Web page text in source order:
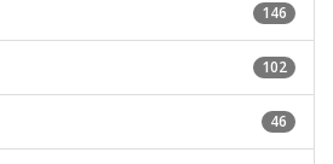
146
102
46